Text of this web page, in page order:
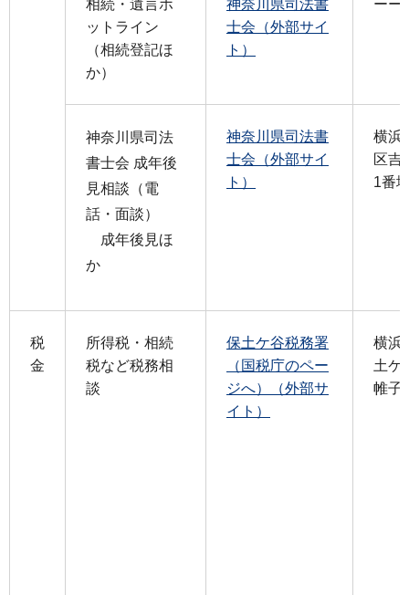
相続・遺言ホ
ットライン
（相続登記ほ
か）
神奈川県司法書
士会（外部サイ
ト）
ーー
神奈川県司法
書士会 成年後
見相談（電
話・面談）
成年後見ほ
か
神奈川県司法書
士会（外部サイ
ト）
横浜
区吉
1番
税
金
所得税・相続
税など税務相
談
保土ケ谷税務署
（国税庁のペー
ジへ）（外部サ
イト）
横浜
土ケ
帷子